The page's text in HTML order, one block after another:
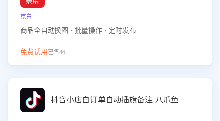
京东
商品全自动换图 · 批量操作 · 定时发布
免费试用 已售46+
抖音小店自订单自动插旗备注-八爪鱼